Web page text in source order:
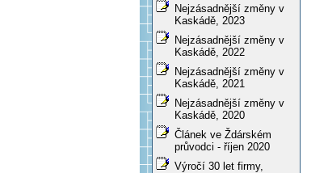
Nejzásadnější změny v
Kaskádě, 2023
Nejzásadnější změny v
Kaskádě, 2022
Nejzásadnější změny v
Kaskádě, 2021
Nejzásadnější změny v
Kaskádě, 2020
Článek ve Ždárském
průvodci - říjen 2020
Výročí 30 let firmy,